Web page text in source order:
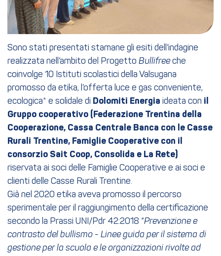
Sono stati presentati stamane gli esiti dell’indagine
realizzata nell’ambito del Progetto Bullifreeche
coinvolge 10 Istituti scolastici della Valsugana
promosso da etika, l’offerta luce e gas conveniente,
ecologica* e solidale di Dolomiti Energia ideata con il
Gruppo cooperativo (Federazione Trentina della
Cooperazione, Cassa Centrale Banca con le Casse
Rurali Trentine, Famiglie Cooperative con il
consorzio Sait Coop, Consolida e La Rete)
riservata ai soci delle Famiglie Cooperative e ai soci e
clienti delle Casse Rurali Trentine.
Già nel 2020 etika aveva promosso il percorso
sperimentale per il raggiungimento della certificazione
secondo la Prassi UNI/Pdr 42:2018 “Prevenzione e
contrasto del bullismo - Linee guida per il sistema di
gestione per la scuola e le organizzazioni rivolte ad